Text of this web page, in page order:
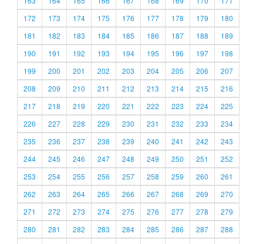
172
173 174 175 176 177 178 179
180
181
182 183 184 185 186 187 188
189
190
191 192 193 194 195 196 197
198
199
200 201 202 203 204 205 206
207
208
209 210 211 212 213 214 215
216
217
218 219 220 221 222 223 224
225
226
227 228 229 230 231 232 233
234
235
236 237 238 239 240 241 242
243
244
245 246 247 248 249 250 251
252
253
254 255 256 257 258 259 260
261
262
263 264 265 266 267 268 269
270
271
272 273 274 275 276 277 278
279
280
281 282 283 284 285 286 287
288